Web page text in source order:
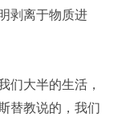
剥离于物质进
大半的生活，
替教说的，我们